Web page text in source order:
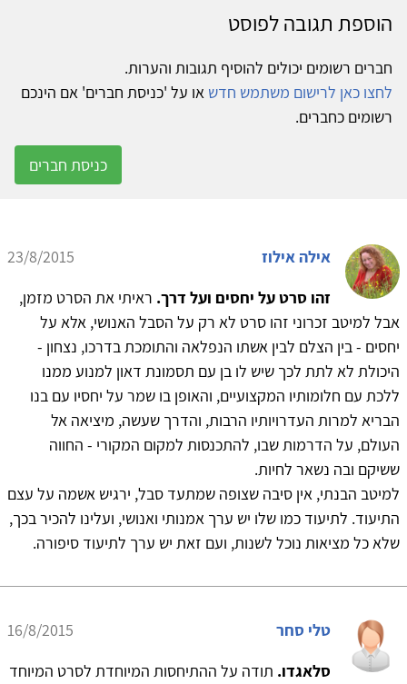
הוספת תגובה לפוסט
חברים רשומים יכולים להוסיף תגובות והערות.
לחצו כאן לרישום משתמש חדש או על 'כניסת חברים' אם הינכם
רשומים כחברים.
כניסת חברים
אילה אילוז
23/8/2015
זהו סרט על יחסים ועל דרך. ראיתי את הסרט מזמן,
אבל למיטב זכרוני זהו סרט לא רק על הסבל האנושי, אלא על
יחסים - בין הצלם לבין אשתו הנפלאה והתומכת בדרכו, נצחון -
היכולת לא לתת לכך שיש לו בן עם תסמונת דאון למנוע ממנו
ללכת עם חלומותיו המקצועיים, והאופן בו שמר על יחסיו עם בנו
הבריא למרות העדרויותיו הרבות, והדרך שעשה, מיציאה אל
העולם, על הדרמות שבו, להתכנסות למקום המקורי - החווה
ששיקם ובה נשאר לחיות.
למיטב הבנתי, אין סיבה שצופה שמתעד סבל, ירגיש אשמה על עצם
התיעוד. לתיעוד כמו שלו יש ערך אמנותי ואנושי, ועלינו להכיר בכך,
שלא כל מציאות נוכל לשנות, ועם זאת יש ערך לתיעוד סיפורה.
טלי סחר
16/8/2015
סלאגדו. תודה על ההתיחסות המיוחדת לסרט המיוחד